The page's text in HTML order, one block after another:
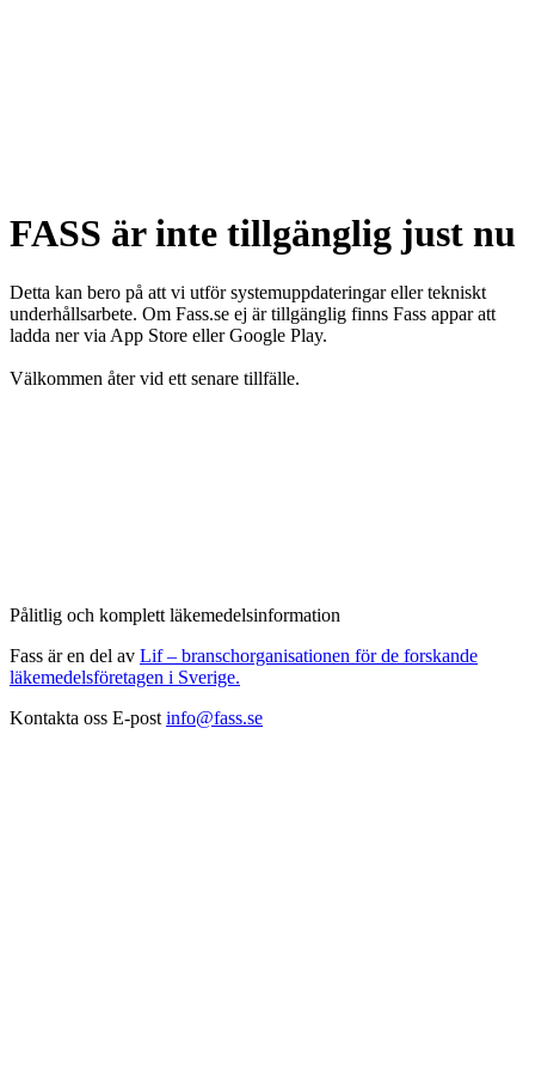
FASS är inte tillgänglig just nu
Detta kan bero på att vi utför systemuppdateringar eller tekniskt
underhållsarbete. Om Fass.se ej är tillgänglig finns Fass appar att
ladda ner via App Store eller Google Play.
Välkommen åter vid ett senare tillfälle.
Pålitlig och komplett läkemedelsinformation
Fass är en del av Lif – branschorganisationen för de forskande
läkemedelsföretagen i Sverige.
Kontakta oss E-post info@fass.se